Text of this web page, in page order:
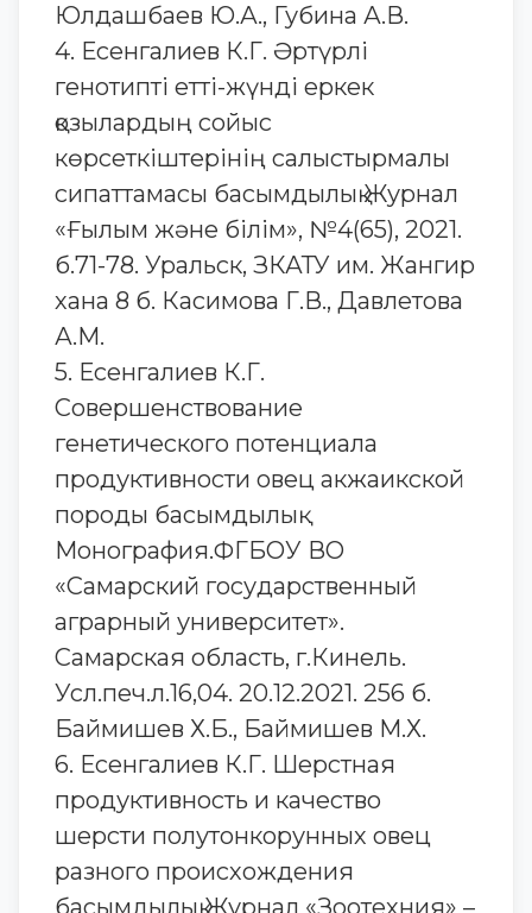
Юлдашбаев Ю.А., Губина А.В.
4. Есенгалиев К.Г. Әртүрлі
генотипті етті-жүнді еркек
қозылардың сойыс
көрсеткіштерінің салыстырмалы
сипаттамасы басымдылық Журнал
«Ғылым және білім», №4(65), 2021.
б.71-78. Уральск, ЗКАТУ им. Жангир
хана 8 б. Касимова Г.В., Давлетова
А.М.
5. Есенгалиев К.Г.
Совершенствование
генетического потенциала
продуктивности овец акжаикской
породы басымдылық
Монография.ФГБОУ ВО
«Самарский государственный
аграрный университет».
Самарская область, г.Кинель.
Усл.печ.л.16,04. 20.12.2021. 256 б.
Баймишев Х.Б., Баймишев М.Х.
6. Есенгалиев К.Г. Шерстная
продуктивность и качество
шерсти полутонкорунных овец
разного происхождения
басымдылық Журнал «Зоотехния» –